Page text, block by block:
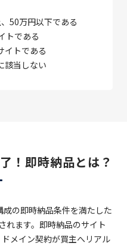
50万円以下である
トである
イトである
該当しない
！即時納品とは？
の即時納品条件を満たした
ます。 即時納品のサイト
メイン契約が買主へリアル